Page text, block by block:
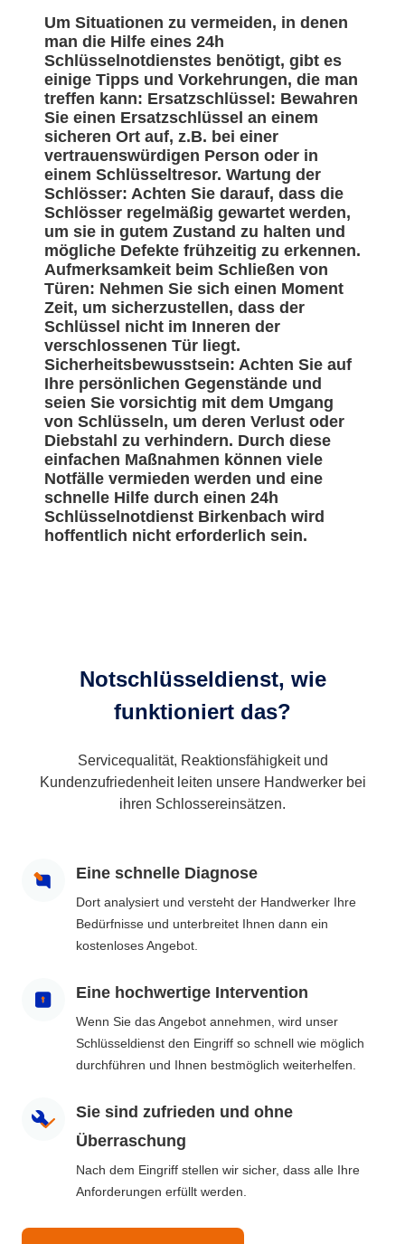
Um Situationen zu vermeiden, in denen
man die Hilfe eines 24h
Schlüsselnotdienstes benötigt, gibt es
einige Tipps und Vorkehrungen, die man
treffen kann: Ersatzschlüssel: Bewahren
Sie einen Ersatzschlüssel an einem
sicheren Ort auf, z.B. bei einer
vertrauenswürdigen Person oder in
einem Schlüsseltresor. Wartung der
Schlösser: Achten Sie darauf, dass die
Schlösser regelmäßig gewartet werden,
um sie in gutem Zustand zu halten und
mögliche Defekte frühzeitig zu erkennen.
Aufmerksamkeit beim Schließen von
Türen: Nehmen Sie sich einen Moment
Zeit, um sicherzustellen, dass der
Schlüssel nicht im Inneren der
verschlossenen Tür liegt.
Sicherheitsbewusstsein: Achten Sie auf
Ihre persönlichen Gegenstände und
seien Sie vorsichtig mit dem Umgang
von Schlüsseln, um deren Verlust oder
Diebstahl zu verhindern. Durch diese
einfachen Maßnahmen können viele
Notfälle vermieden werden und eine
schnelle Hilfe durch einen 24h
Schlüsselnotdienst Birkenbach wird
hoffentlich nicht erforderlich sein.
Notschlüsseldienst, wie
funktioniert das?
Servicequalität, Reaktionsfähigkeit und
Kundenzufriedenheit leiten unsere Handwerker bei
ihren Schlossereinsätzen.
Eine schnelle Diagnose
Dort analysiert und versteht der Handwerker Ihre
Bedürfnisse und unterbreitet Ihnen dann ein
kostenloses Angebot.
Eine hochwertige Intervention
Wenn Sie das Angebot annehmen, wird unser
Schlüsseldienst den Eingriff so schnell wie möglich
durchführen und Ihnen bestmöglich weiterhelfen.
Sie sind zufrieden und ohne
Überraschung
Nach dem Eingriff stellen wir sicher, dass alle Ihre
Anforderungen erfüllt werden.